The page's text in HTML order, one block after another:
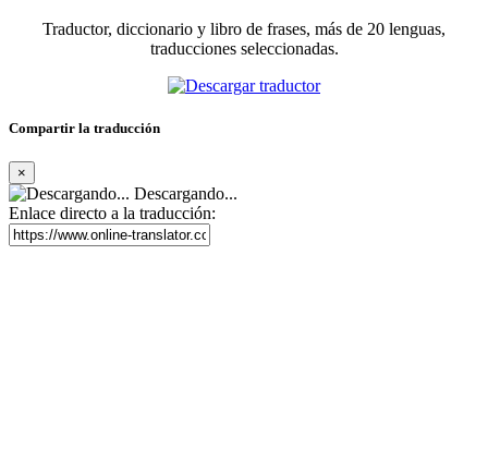
Traductor, diccionario y libro de frases, más de 20 lenguas,
traducciones seleccionadas.
Compartir la traducción
×
Descargando...
Enlace directo a la traducción: